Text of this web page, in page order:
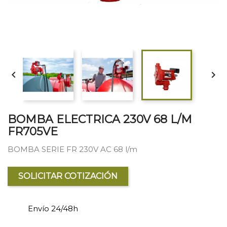
 
BOMBA ELECTRICA 230V 68 L/M
FR705VE
BOMBA SERIE FR 230V AC 68 l/m
SOLICITAR COTIZACIÓN
Envío 24/48h